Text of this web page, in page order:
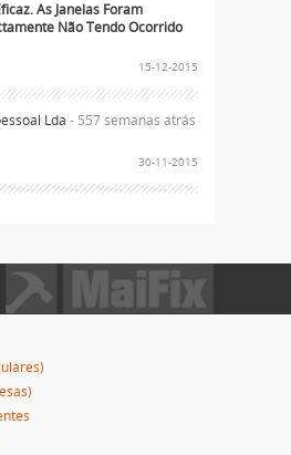
As Janelas Foram
Não Tendo Ocorrido
15-12-2015
Lda - 557 semanas atrás
30-11-2015